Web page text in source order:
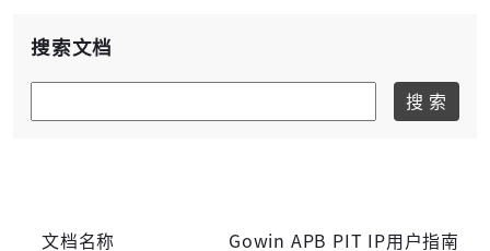
搜索文档
搜 索
Gowin APB PIT IP用户指南